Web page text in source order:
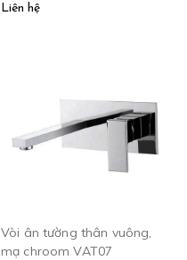
Liên hệ
Vòi ân tường thân vuông,
mạ chroom VAT07